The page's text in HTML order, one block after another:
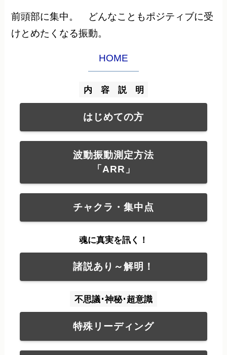
前頭部に集中。 どんなこともポジティブに受
けとめたくなる振動。
HOME
内 容 説 明
はじめての方
波動振動測定方法
「ARR」
チャクラ・集中点
魂に真実を訊く！
諸説あり～解明！
不思議･神秘･超意識
特殊リーディング